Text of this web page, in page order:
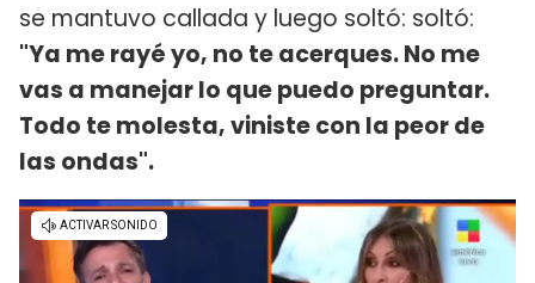
se mantuvo callada y luego soltó: soltó:
"Ya me rayé yo, no te acerques. No me
vas a manejar lo que puedo preguntar.
Todo te molesta, viniste con la peor de
las ondas".